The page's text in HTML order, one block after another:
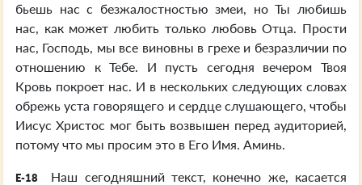
бьешь нас с безжалостностью змеи, но Ты любишь
нас, как может любить только любовь Отца. Прости
нас, Господь, мы все виновны в грехе и безразличии по
отношению к Тебе. И пусть сегодня вечером Твоя
Кровь покроет нас. И в нескольких следующих словах
обрежь уста говорящего и сердце слушающего, чтобы
Иисус Христос мог быть возвышен перед аудиторией,
потому что мы просим это в Его Имя. Аминь.
E-18
Наш сегодняшний текст, конечно же, касается